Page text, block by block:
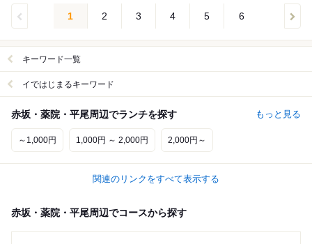
1 2 3 4 5 6
キーワード一覧
イではじまるキーワード
赤坂・薬院・平尾周辺でランチを探す もっと見る
～1,000円 1,000円 ～ 2,000円 2,000円～
関連のリンクをすべて表示する
赤坂・薬院・平尾周辺でコースから探す